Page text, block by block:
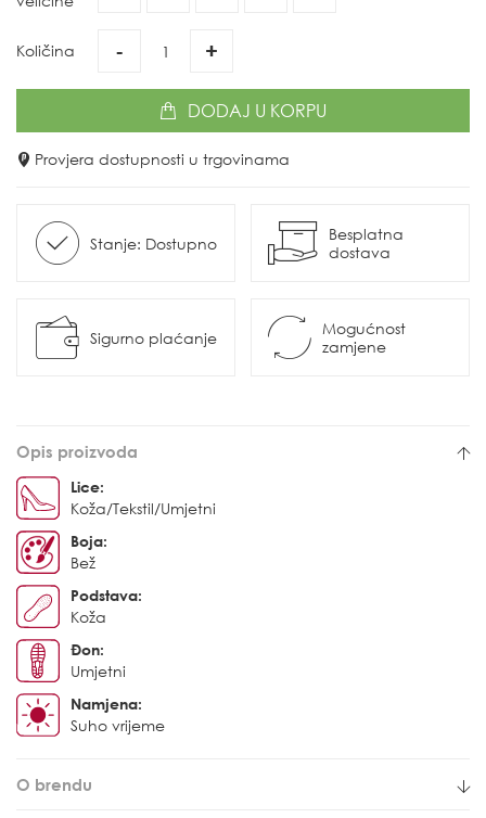
Količina - +
DODAJ U KORPU
Provjera dostupnosti u trgovinama
Stanje: Dostupno
Besplatna
dostava
Sigurno plaćanje
Mogućnost
zamjene
Opis proizvoda
Lice:
Koža/Tekstil/Umjetni
Boja:
Bež
Podstava:
Koža
Đon:
Umjetni
Namjena:
Suho vrijeme
O brendu